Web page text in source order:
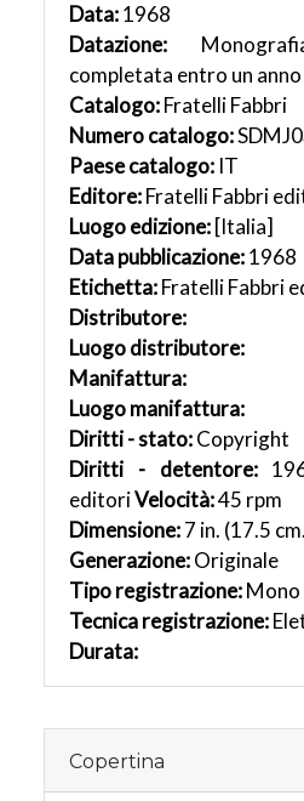
Data:1968
Datazione:
completata entro un anno
Catalogo:Fratelli Fabbri
Numero catalogo:
Paese catalogo: IT
Editore:Fratelli Fabbri
Luogo edizione: [Italia]
Data pubblicazione:1968
Etichetta:Fratelli Fabbri
Distributore:
Luogo distributore:
Manifattura:
Luogo manifattura:
Diritti - stato:Copyright
Diritti - detentore:
editoriVelocità:45 rpm
Dimensione:7 in. (17.5
Generazione:Originale
Tipo registrazione:Mono
Tecnica registrazione:
Durata:
Copertina